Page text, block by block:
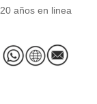
20 años en linea